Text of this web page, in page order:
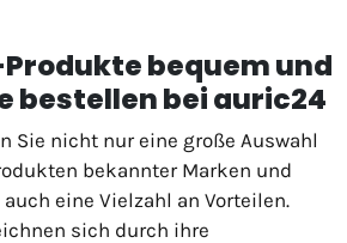
bequem und
bestellen bei auric24
Sie nicht nur eine große Auswahl
bekannter Marken und
eine Vielzahl an Vorteilen.
sich durch ihre